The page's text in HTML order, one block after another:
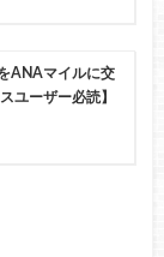
ANAマイルに交
ユーザー必読】